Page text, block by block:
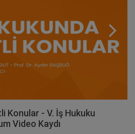
Konular - V. İş Hukuku
Video Kaydı